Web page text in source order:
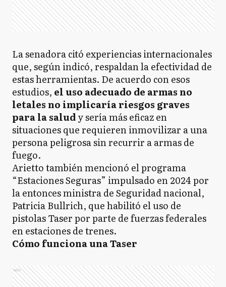
La senadora citó experiencias internacionales
que, según indicó, respaldan la efectividad de
estas herramientas. De acuerdo con esos
estudios, el uso adecuado de armas no
letales no implicaría riesgos graves
para la saludy sería más eficaz en
situaciones que requieren inmovilizar a una
persona peligrosa sin recurrir a armas de
fuego.
Arietto también mencionó el programa
“Estaciones Seguras” impulsado en 2024 por
la entonces ministra de Seguridad nacional,
Patricia Bullrich, que habilitó el uso de
pistolas Taser por parte de fuerzas federales
en estaciones de trenes.
Cómo funciona una Taser
Ads